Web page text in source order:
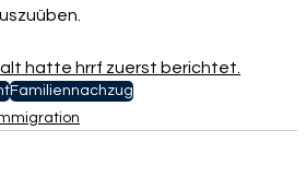
hatte hrrf zuerst berichtet.
Familiennachzug